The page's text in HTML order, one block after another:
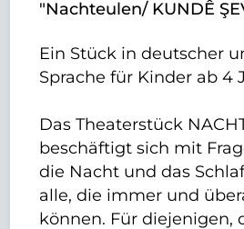
"Nachteulen/ KUNDÊ
Ein Stück in deutscher
Sprache für Kinder ab 4
Das Theaterstück
beschäftigt sich mit
die Nacht und das
alle, die immer und
können. Für diejenigen,